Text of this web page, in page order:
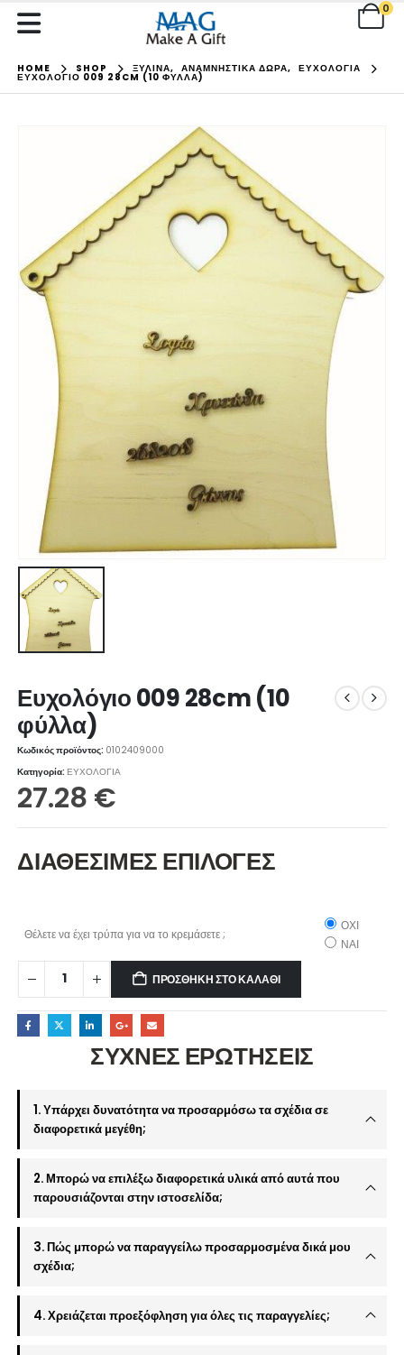
0
HOME SHOP ΞΥΛΙΝΑ, ΑΝΑΜΝΗΣΤΙΚΑ ΔΩΡΑ, ΕΥΧΟΛΟΓΙΑ
ΕΥΧΟΛΌΓΙΟ 009 28CM (10 ΦΎΛΛΑ)
Ευχολόγιο 009 28cm (10
φύλλα)
Κωδικός προϊόντος: 0102409000
Κατηγορία:ΕΥΧΟΛΟΓΙΑ
27.28 €
ΔΙΑΘΕΣΙΜΕΣ ΕΠΙΛΟΓΕΣ
Θέλετε να έχει τρύπα για να το κρεμάσετε ;
ΟΧΙ
ΝΑΙ
ΠΡΟΣΘΉΚΗ ΣΤΟ ΚΑΛΆΘΙ
ΣΥΧΝΕΣ ΕΡΩΤΗΣΕΙΣ
1. Υπάρχει δυνατότητα να προσαρμόσω τα σχέδια σε
διαφορετικά μεγέθη;
2. Μπορώ να επιλέξω διαφορετικά υλικά από αυτά που
παρουσιάζονται στην ιστοσελίδα;
3. Πώς μπορώ να παραγγείλω προσαρμοσμένα δικά μου
σχέδια;
4. Χρειάζεται προεξόφληση για όλες τις παραγγελίες;